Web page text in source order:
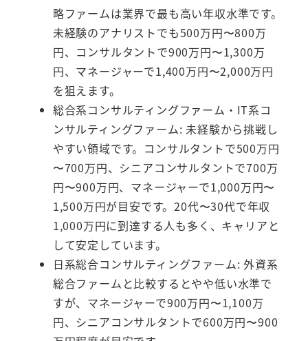
略ファームは業界で最も高い年収水準です。
未経験のアナリストでも500万円〜800万
円、コンサルタントで900万円〜1,300万
円、マネージャーで1,400万円〜2,000万円
を狙えます。
総合系コンサルティングファーム・IT系コ
ンサルティングファーム: 未経験から挑戦し
やすい領域です。コンサルタントで500万円
〜700万円、シニアコンサルタントで700万
円〜900万円、マネージャーで1,000万円〜
1,500万円が目安です。20代〜30代で年収
1,000万円に到達する人も多く、キャリアと
して安定しています。
日系総合コンサルティングファーム: 外資系
総合ファームと比較するとやや低い水準で
すが、マネージャーで900万円〜1,100万
円、シニアコンサルタントで600万円〜900